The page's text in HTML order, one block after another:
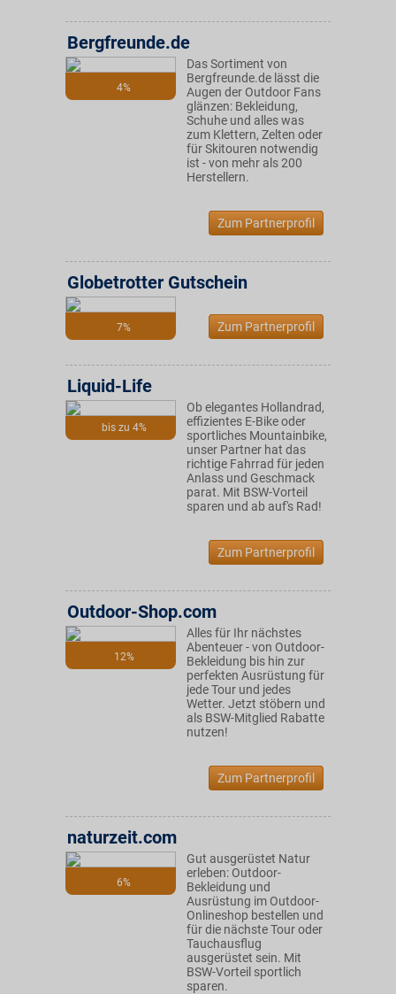
4%
Bergfreunde.de
Das Sortiment von
Bergfreunde.de lässt die
Augen der Outdoor Fans
glänzen: Bekleidung,
Schuhe und alles was
zum Klettern, Zelten oder
für Skitouren notwendig
ist - von mehr als 200
Herstellern.
Zum Partnerprofil
7%
Globetrotter Gutschein
Zum Partnerprofil
bis zu 4%
Liquid-Life
Ob elegantes Hollandrad,
effizientes E-Bike oder
sportliches Mountainbike,
unser Partner hat das
richtige Fahrrad für jeden
Anlass und Geschmack
parat. Mit BSW-Vorteil
sparen und ab auf's Rad!
Zum Partnerprofil
12%
Outdoor-Shop.com
Alles für Ihr nächstes
Abenteuer - von Outdoor-
Bekleidung bis hin zur
perfekten Ausrüstung für
jede Tour und jedes
Wetter. Jetzt stöbern und
als BSW-Mitglied Rabatte
nutzen!
Zum Partnerprofil
6%
naturzeit.com
Gut ausgerüstet Natur
erleben: Outdoor-
Bekleidung und
Ausrüstung im Outdoor-
Onlineshop bestellen und
für die nächste Tour oder
Tauchausflug
ausgerüstet sein. Mit
BSW-Vorteil sportlich
sparen.